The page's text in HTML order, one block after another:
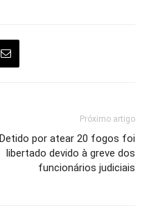
Próximo artigo
Detido por atear 20 fogos foi
libertado devido à greve dos
funcionários judiciais